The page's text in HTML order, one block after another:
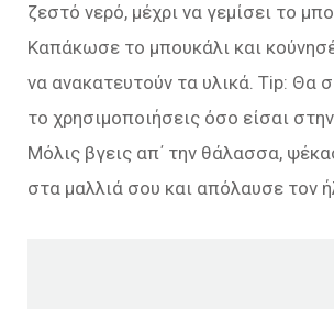
ζεστό νερό, μέχρι να γεμίσει το
Καπάκωσε το μπουκάλι και
να ανακατευτούν τα υλικά. Tip: Θα
το χρησιμοποιήσεις όσο είσαι
Μόλις βγεις απ΄ την θάλασσα,
στα μαλλιά σου και απόλαυσε τον